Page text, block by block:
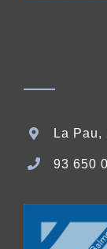
La
93 650